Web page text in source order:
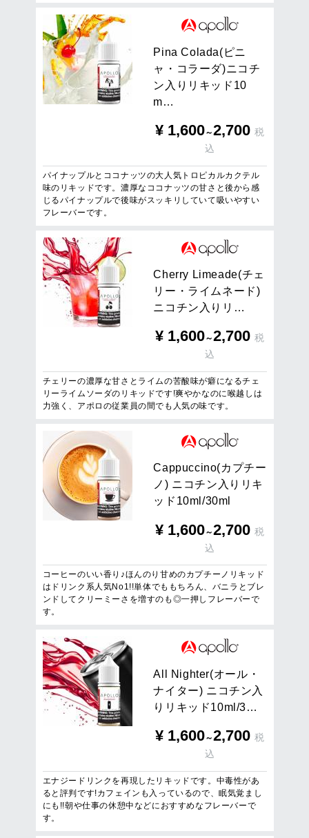
Pina Co lada( ピニ
ャ ・ コ ラ ーダ)ニコ チ
ン 入 り リ キ ッ ド 10
m…
¥ 1,600～2,700税
込
パイナップルとココナッツの大人気トロピカルカクテル
味のリキッドです。濃厚なココナッツの甘さと後から感
じるパイナップルで後味がスッキリしていて吸いやすい
フレーバーです。
C herry Limeade(チ ェ
リ ー ・ ラ イ ム ネー ド)
ニ コ チン 入 り リ …
¥ 1,600～2,700税
込
チェリーの濃厚な甘さとライムの苦酸味が癖になるチェ
リーライムソーダのリキッドです!爽やかなのに喉越しは
力強く、アポロの従業員の間でも人気の味です。
Cappuccino(カ プチー
ノ ) ニ コチ ン 入 り リ キ
ッ ド 10m l/30m
¥ 1,600～2,700税
込
コーヒーのいい香り♪ほんのり甘めのカプチーノリキッド
はドリンク系人気No1!!単体でももちろん、バニラとブレ
ンドしてクリーミーさを増すのも◎一押しフレーバーで
す。
A N ig hter(オー ル ・
ナイ ター) ニ コチ ン 入
り リ キ ッ ド10m /3…
¥ 1,600～2,700税
込
エナジードリンクを再現したリキッドです。中毒性があ
ると評判です!カフェインも入っているので、眠気覚まし
にも!!朝や仕事の休憩中などにおすすめなフレーバーで
す。